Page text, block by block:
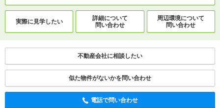
実際に 見学したい
詳細について
問い合わせ
間取り・設備を
問い合わせ
不動産会社に相談したい
電話で問い合わせ
実際に見学したい
詳細について
問い合わせ
周辺環境について
問い合わせ
不動産会社に相談したい
似た物件がないかを問い合わせ
電話で問い合わせ